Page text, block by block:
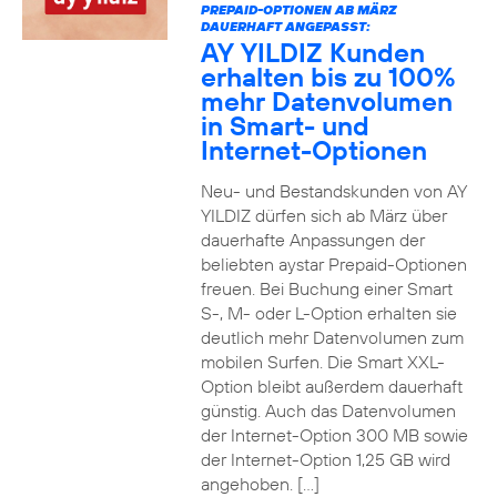
PREPAID-OPTIONEN AB MÄRZ
DAUERHAFT ANGEPASST:
AY YILDIZ Kunden
erhalten bis zu 100%
mehr Datenvolumen
in Smart- und
Internet-Optionen
Neu- und Bestandskunden von AY
YILDIZ dürfen sich ab März über
dauerhafte Anpassungen der
beliebten aystar Prepaid-Optionen
freuen. Bei Buchung einer Smart
S-, M- oder L-Option erhalten sie
deutlich mehr Datenvolumen zum
mobilen Surfen. Die Smart XXL-
Option bleibt außerdem dauerhaft
günstig. Auch das Datenvolumen
der Internet-Option 300 MB sowie
der Internet-Option 1,25 GB wird
angehoben. […]